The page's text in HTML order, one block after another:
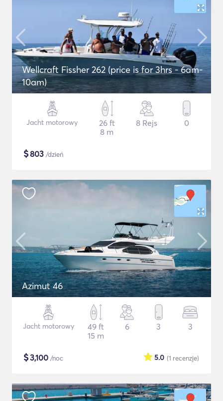
Wellcraft Fissher 262 (price is for 3hrs - 6am-
10am)
Jacht motorowy
26 ft
8 m
8 Rejs 0
$803 /dzień
Azimut 46
Jacht motorowy
49 ft
15 m
6 3 3
$3,100 /noc (1 recenzje)
5.0